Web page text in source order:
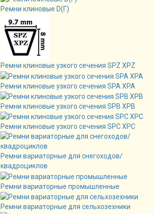
Ремни клиновые D(Г)
Ремни клиновые узкого сечения SPZ XPZ
Ремни клиновые узкого сечения SPA XPA
Ремни клиновые узкого сечения SPB XPB
Ремни клиновые узкого сечения SPC XPC
Ремни вариаторные для снегоходов/
квадроциклов
Ремни вариаторные промышленные
Ремни вариаторные для сельхозехники